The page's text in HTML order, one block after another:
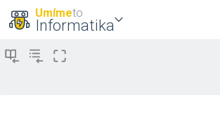
Umímeto
Informatika